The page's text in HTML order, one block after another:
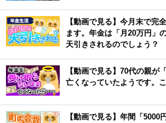
【動画で見る】今月末で完
ます。年金は「月20万円」
天引きされるのでしょう？
【動画で見る】70代の親が
亡くなっていたようです。
【動画で見る】年間「5000